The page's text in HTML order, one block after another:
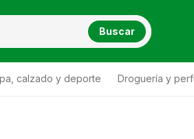
Buscar
calzado y deporte Droguería y